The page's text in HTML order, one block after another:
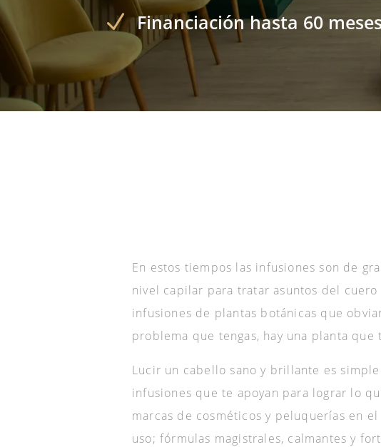
N Financiación hasta 60 meses
En estos tiempos las infusiones son de
nivel capilar para tratar asuntos del
infusiones de plantas botánicas que
problema que tengas, hay una planta que
Lucir un cabello sano y brillante es
infusiones que te apoyan para lograr lo
marcas de cosméticos y peluquerías en
uso; fórmulas magistrales, calmantes y